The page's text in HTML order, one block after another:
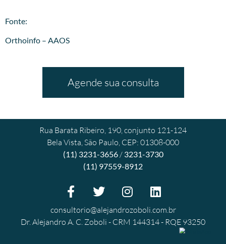
Fonte:
Orthoinfo – AAOS
Agende sua consulta
Rua Barata Ribeiro, 190, conjunto 121-124
Bela Vista, São Paulo, CEP: 01308-000
(11) 3231-3656/ 3231-3730
(11) 97559-8912
consultorio@alejandrozoboli.com.br
Dr. Alejandro A. C. Zoboli - CRM 144314 - RQE 93250